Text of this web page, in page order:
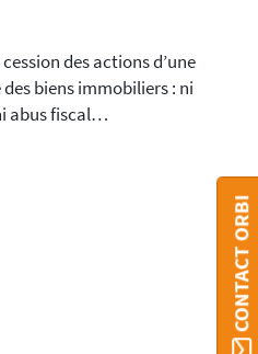
des actions d’une
biens immobiliers : ni
abus fiscal…
CONTACT ORBI